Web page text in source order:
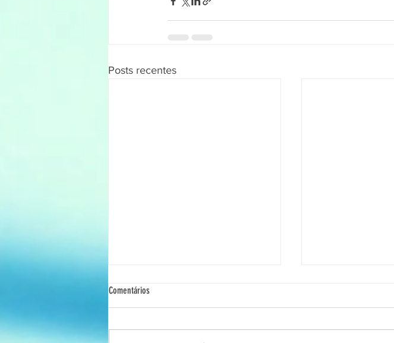
Posts recentes
Comentários